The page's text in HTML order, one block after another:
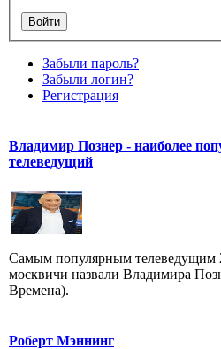
Забыли пароль?
Забыли логин?
Регистрация
Владимир Познер - наиболее
телеведущий
Самым популярным телеведущим
москвичи назвали Владимира
Времена).
Роберт Мэннинг